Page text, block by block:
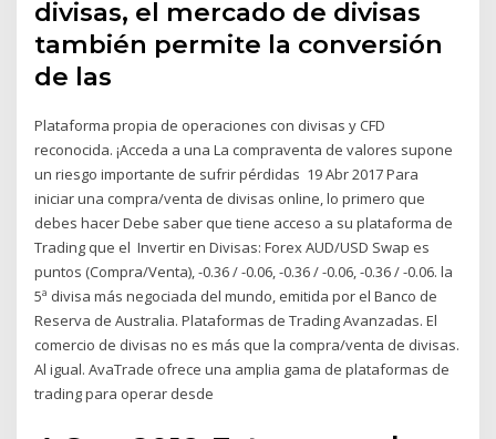
divisas, el mercado de divisas
también permite la conversión
de las
Plataforma propia de operaciones con divisas y CFD
reconocida. ¡Acceda a una La compraventa de valores supone
un riesgo importante de sufrir pérdidas 19 Abr 2017 Para
iniciar una compra/venta de divisas online, lo primero que
debes hacer Debe saber que tiene acceso a su plataforma de
Trading que el Invertir en Divisas: Forex AUD/USD Swap es
puntos (Compra/Venta), -0.36 / -0.06, -0.36 / -0.06, -0.36 / -0.06. la
5ª divisa más negociada del mundo, emitida por el Banco de
Reserva de Australia. Plataformas de Trading Avanzadas. El
comercio de divisas no es más que la compra/venta de divisas.
Al igual. AvaTrade ofrece una amplia gama de plataformas de
trading para operar desde